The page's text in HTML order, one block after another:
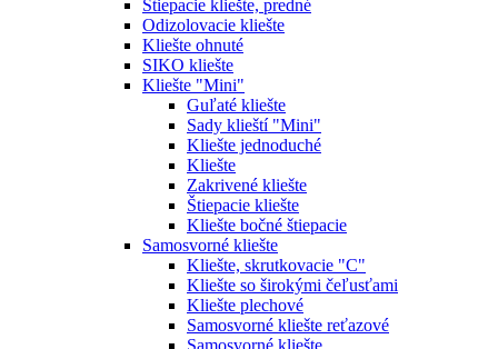
Štiepacie kliešte, predné
Odizolovacie kliešte
Kliešte ohnuté
SIKO kliešte
Kliešte "Mini"
Guľaté kliešte
Sady klieští "Mini"
Kliešte jednoduché
Kliešte
Zakrivené kliešte
Štiepacie kliešte
Kliešte bočné štiepacie
Samosvorné kliešte
Kliešte, skrutkovacie "C"
Kliešte so širokými čeľusťami
Kliešte plechové
Samosvorné kliešte reťazové
Samosvorné kliešte